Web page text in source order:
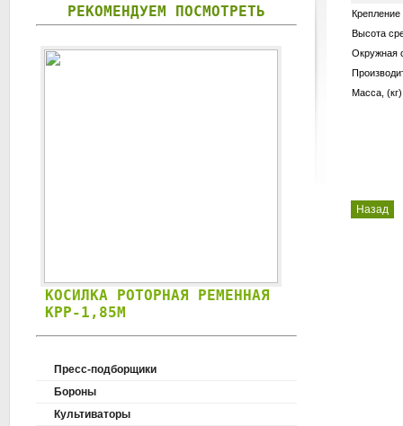
Высота
Окружная
Масса, (кг)
Назад
РЕКОМЕНДУЕМ ПОСМОТРЕТЬ
КОСИЛКА РОТОРНАЯ РЕМЕННАЯ
КРР-1,85М
Пресс-подборщики
Бороны
Культиваторы